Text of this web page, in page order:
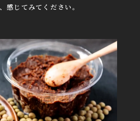
感じてみてください。